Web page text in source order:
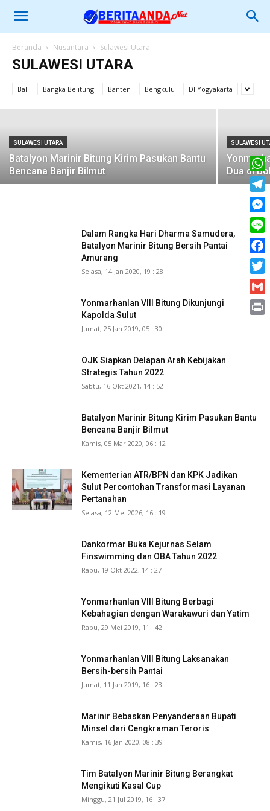
Beranda Nusantara Sulawesi Utara
SULAWESI UTARA
Bali Bangka Belitung Banten Bengkulu DI Yogyakarta
Dukung Pam RI 1, Marinir Bitung
Terjunkan 1 SSK
Sabtu, 30 Mar 2019, 23 : 18
SULAWESI UTARA
Batalyon Marinir Bitung Kirim Pasukan Bantu
Bencana Banjir Bilmut
SULAWESI
Dua di
Dalam Rangka Hari Dharma Samudera,
Batalyon Marinir Bitung Bersih Pantai
Amurang
Selasa, 14 Jan 2020, 19 : 28
Yonmarhanlan VIII Bitung Dikunjungi
Kapolda Sulut
Jumat, 25 Jan 2019, 05 : 30
OJK Siapkan Delapan Arah Kebijakan
Strategis Tahun 2022
Sabtu, 16 Okt 2021, 14 : 52
Batalyon Marinir Bitung Kirim Pasukan Bantu
Bencana Banjir Bilmut
Kamis, 05 Mar 2020, 06 : 12
Kementerian ATR/BPN dan KPK Jadikan
Sulut Percontohan Transformasi Layanan
Pertanahan
Selasa, 12 Mei 2026, 16 : 19
Dankormar Buka Kejurnas Selam
Finswimming dan OBA Tahun 2022
Rabu, 19 Okt 2022, 14 : 27
Yonmarhanlan VIII Bitung Berbagi
Kebahagian dengan Warakawuri dan Yatim
Rabu, 29 Mei 2019, 11 : 42
Yonmarhanlan VIII Bitung Laksanakan
Bersih-bersih Pantai
Jumat, 11 Jan 2019, 16 : 23
Marinir Bebaskan Penyanderaan Bupati
Minsel dari Cengkraman Teroris
Kamis, 16 Jan 2020, 08 : 39
Tim Batalyon Marinir Bitung Berangkat
Mengikuti Kasal Cup
Minggu, 21 Jul 2019, 16 : 37
Line